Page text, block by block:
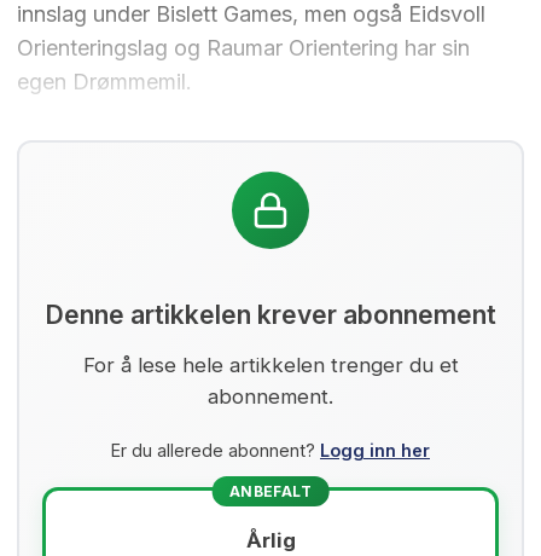
innslag under Bislett Games, men også Eidsvoll
Orienteringslag og Raumar Orientering har sin
egen Drømmemil.
Denne artikkelen krever abonnement
For å lese hele artikkelen trenger du et
abonnement.
Er du allerede abonnent? Logg inn her
ANBEFALT
Årlig